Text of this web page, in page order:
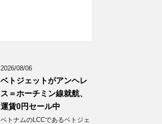
2026/08/06
ベトジェットがアンヘレ
ス＝ホーチミン線就航、
運賃0円セール中
ベトナムのLCCであるベトジェ